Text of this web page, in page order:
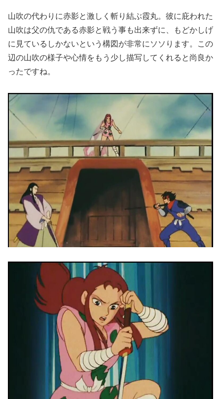
山吹の代わりに赤影と激しく斬り結ぶ霞丸。彼に庇われた
山吹は父の仇である赤影と戦う事も出来ずに、もどかしげ
に見ているしかないという構図が非常にソソります。この
辺の山吹の様子や心情をもう少し描写してくれると尚良か
ったですね。